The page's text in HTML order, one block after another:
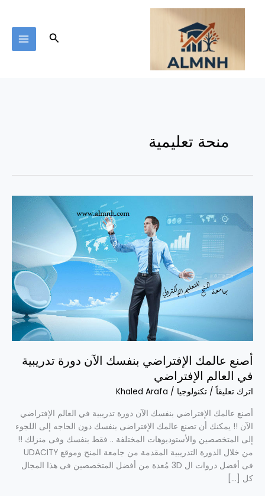
تخطي
البحث
منحة تعليمية
أصنع عالمك الإفتراضي بنفسك الآن دورة تدريبية
في العالم الإفتراضي
اترك تعليقاً / تكنولوجيا /
Khaled Arafa
أصنع عالمك الإفتراضي بنفسك الآن دورة تدريبية في العالم الإفتراضي
الآن !! يمكنك أن تصنع عالمك الإفتراضى بنفسك دون الحاجه إلى اللجوء
إلى المتخصصين والأستوديوهات المختلفة .. فقط بنفسك وفى منزلك !!
من خلال الدورة التدريبية المقدمة من جامعة المنح وموقع UDACITY
فى أفضل دروات ال 3D مُعدة من أفضل المتخصصين فى هذا المجال
كل […]
عالمك
الإفتراضي
بنفسك
دورة
تدريبية
الإفتراضي